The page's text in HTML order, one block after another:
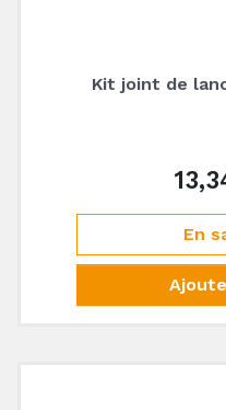
Kit joint de
En